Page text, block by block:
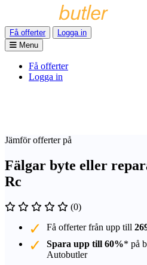
Få offerter
Logga in
Menu
Få offerter
Logga in
Jämför offerter på
Fälgar byte eller
Rc
(0)
Få offerter från upp till
Spara upp till 60%* på
Autobutler